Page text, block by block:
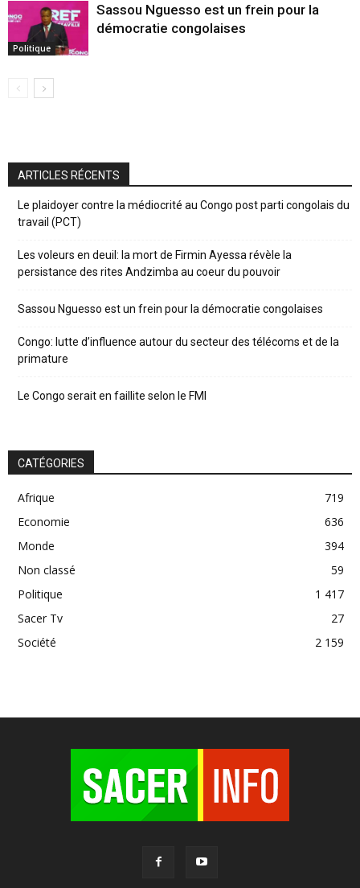
Politique
Sassou Nguesso est un frein pour la
démocratie congolaises
ARTICLES RÉCENTS
Le plaidoyer contre la médiocrité au Congo post parti congolais du
travail (PCT)
Les voleurs en deuil: la mort de Firmin Ayessa révèle la
persistance des rites Andzimba au coeur du pouvoir
Sassou Nguesso est un frein pour la démocratie congolaises
Congo: lutte d’influence autour du secteur des télécoms et de la
primature
Le Congo serait en faillite selon le FMI
CATÉGORIES
Afrique
719
Economie
636
Monde
394
Non classé
59
Politique
1 417
Sacer Tv
27
Société
2 159